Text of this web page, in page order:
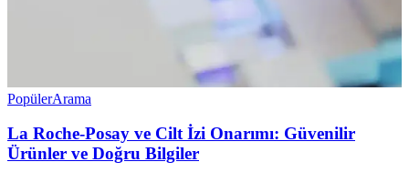
PopülerArama
La Roche-Posay ve Cilt İzi Onarımı: Güvenilir
Ürünler ve Doğru Bilgiler